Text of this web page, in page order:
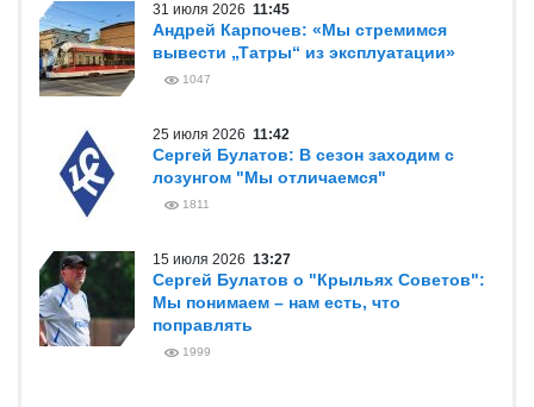
31 июля 2026 11:45
Андрей Карпочев: «Мы стремимся
вывести „Татры“ из эксплуатации»
1047
25 июля 2026 11:42
Сергей Булатов: В сезон заходим с
лозунгом "Мы отличаемся"
1811
15 июля 2026 13:27
Сергей Булатов о "Крыльях Советов":
Мы понимаем – нам есть, что
поправлять
1999